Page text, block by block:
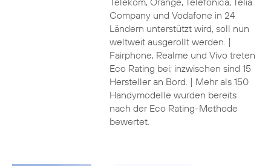
Company und Vodafone in 24
Ländern unterstützt wird, soll nun
weltweit ausgerollt werden. |
Fairphone, Realme und Vivo treten
Eco Rating bei; inzwischen sind 15
Hersteller an Bord. | Mehr als 150
Handymodelle wurden bereits
nach der Eco Rating-Methode
bewertet.